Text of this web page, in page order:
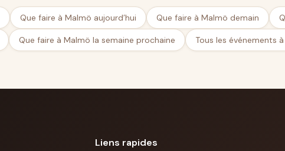
Que faire à Malmö aujourd’hui Que faire à Malmö demain
Que faire à Malmö la semaine prochaine Tous les événements
Liens rapides